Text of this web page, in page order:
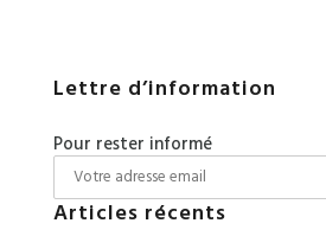
Lettre d’information
Pour rester informé
Articles récents